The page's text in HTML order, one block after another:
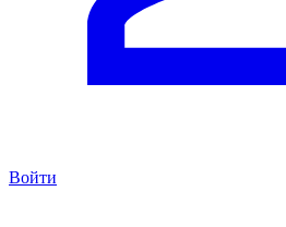
Войти